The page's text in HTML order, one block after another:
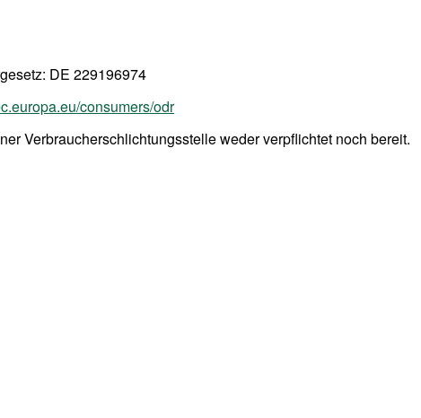
DE 229196974
consumers/odr
Verbraucherschlichtungsstelle weder verpflichtet noch bereit.